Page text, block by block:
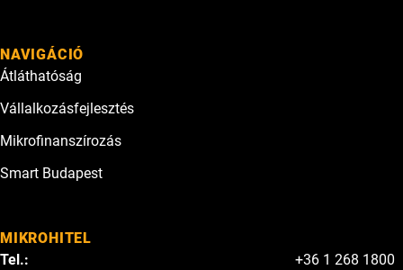
NAVIGÁCIÓ
Átláthatóság
Vállalkozásfejlesztés
Mikrofinanszírozás
Smart Budapest
MIKROHITEL
Tel.:
+36 1 268 1800